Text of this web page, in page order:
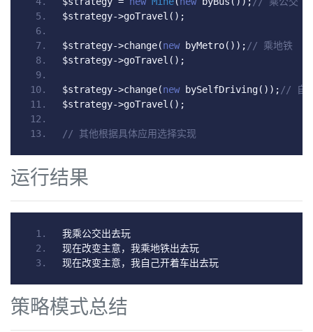
$strategy->goTravel ();
$strategy->change(new byMetro()); // 乘地铁
$strategy->goTravel ();
$strategy->change(new bySelfDriving()); // 自
$strategy->goTravel ();
// 其他根据具体应用选择实现
运行结果
我乘公交出去玩
现在改变主意，我乘地铁出去玩
现在改变主意，我自己开着车出去玩
策略模式总结